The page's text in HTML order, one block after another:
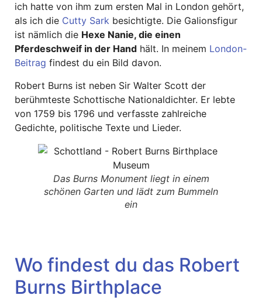
ich hatte von ihm zum ersten Mal in London gehört,
als ich die Cutty Sark besichtigte. Die Galionsfigur
ist nämlich die Hexe Nanie, die einen
Pferdeschweif in der Hand hält. In meinem London-
Beitrag findest du ein Bild davon.
Robert Burns ist neben Sir Walter Scott der
berühmteste Schottische Nationaldichter. Er lebte
von 1759 bis 1796 und verfasste zahlreiche
Gedichte, politische Texte und Lieder.
Das Burns Monument liegt in einem
schönen Garten und lädt zum Bummeln
ein
Wo findest du das Robert
Burns Birthplace